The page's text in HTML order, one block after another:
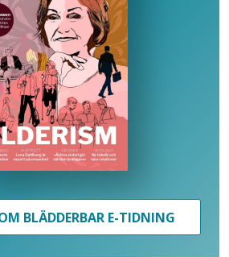
BLÄDDERBAR E-TIDNING